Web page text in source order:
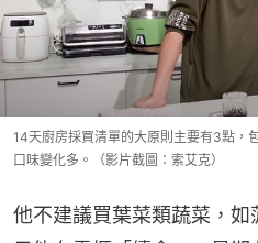
14天廚房採買清單的大原則主要有3點，
口味變化多。（影片截圖：索艾克）
他不建議買葉菜類蔬菜，